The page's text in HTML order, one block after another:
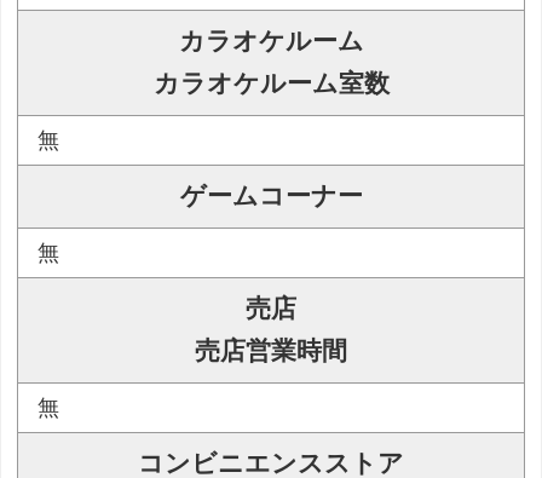
カラオケルーム
カラオケルーム室数
無
ゲームコーナー
無
売店
売店営業時間
無
コンビニエンスストア